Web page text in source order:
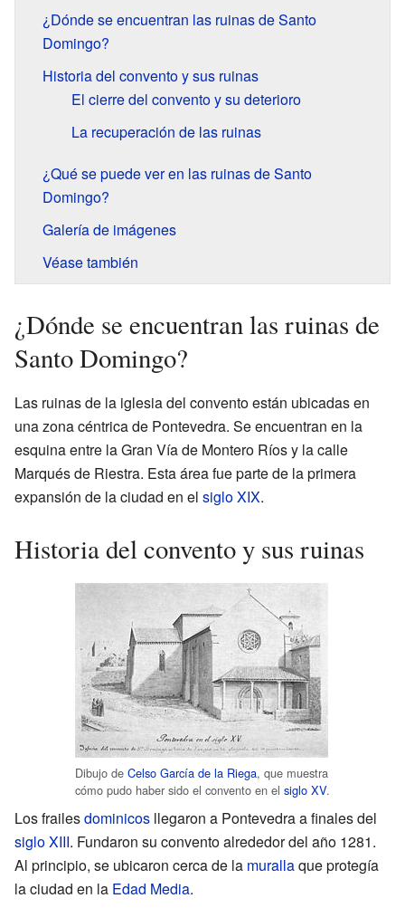
¿Dónde se encuentran las ruinas de Santo
Domingo?
Historia del convento y sus ruinas
El cierre del convento y su deterioro
La recuperación de las ruinas
¿Qué se puede ver en las ruinas de Santo
Domingo?
Galería de imágenes
Véase también
¿Dónde se encuentran las ruinas de
Santo Domingo?
Las ruinas de la iglesia del convento están ubicadas en
una zona céntrica de Pontevedra. Se encuentran en la
esquina entre la Gran Vía de Montero Ríos y la calle
Marqués de Riestra. Esta área fue parte de la primera
expansión de la ciudad en el siglo XIX.
Historia del convento y sus ruinas
Dibujo de Celso García de la Riega, que muestra
cómo pudo haber sido el convento en el siglo XV.
Los frailesdominicos llegaron a Pontevedra a finales del
siglo XIII. Fundaron su convento alrededor del año 1281.
Al principio, se ubicaron cerca de la murallaque protegía
la ciudad en la Edad Media.